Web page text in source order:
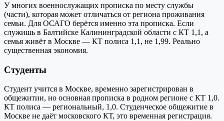
У многих военнослужащих прописка по месту службы
(части), которая может отличаться от региона проживания
семьи. Для ОСАГО берётся именно эта прописка. Если
служишь в Балтийске Калининградской области с КТ 1,1, а
семья живёт в Москве — КТ полиса 1,1, не 1,99. Реально
существенная экономия.
Студенты
Студент учится в Москве, временно зарегистрирован в
общежитии, но основная прописка в родном регионе с КТ 1,0.
КТ полиса — региональный, 1,0. Студенческое общежитие в
Москве не даёт московского КТ, это временная регистрация.